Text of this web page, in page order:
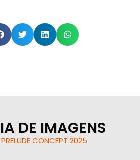
DE IMAGENS
CONCEPT 2025